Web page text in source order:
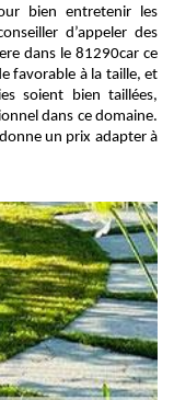
bien entretenir les
d’appeler des
dans le 81290car ce
favorable à la taille, et
soient bien taillées,
dans ce domaine.
un prix adapter à